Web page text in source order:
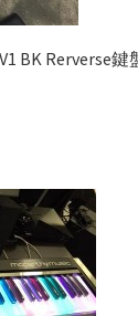
BK Rerverse鍵